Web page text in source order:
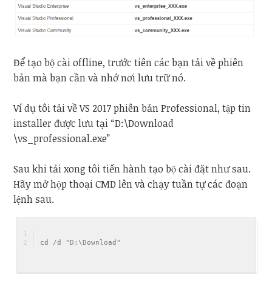
Để tạo bộ cài offline, trước tiên các bạn tải về phiên
bản mà bạn cần và nhớ nơi lưu trữ nó.
Ví dụ tôi tải về VS 2017 phiên bản Professional, tập tin
installer được lưu tại “D:\Download
\vs_professional.exe”
Sau khi tải xong tôi tiến hành tạo bộ cài đặt như sau.
Hãy mở hộp thoại CMD lên và chạy tuần tự các đoạn
lệnh sau.
cd /d "D:\Download"